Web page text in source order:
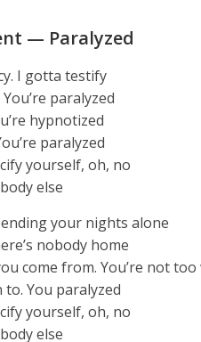
— Paralyzed
I gotta testify
paralyzed
hypnotized
paralyzed
yourself, oh, no
else
your nights alone
nobody home
come from. You’re not too
You paralyzed
yourself, oh, no
else